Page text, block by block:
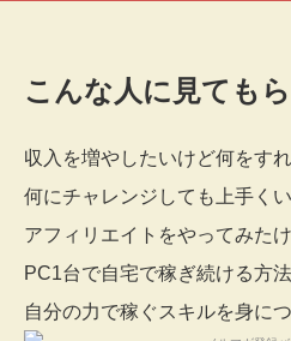
こんな人に見ても
収入を増やしたいけど何をす
何にチャレンジしても上手く
アフィリエイトをやってみた
PC1台で自宅で稼ぎ続ける方
自分の力で稼ぐスキルを身に